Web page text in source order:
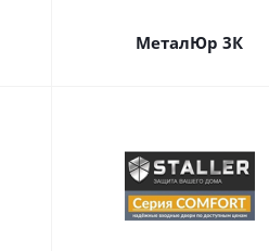
МеталЮр 3К